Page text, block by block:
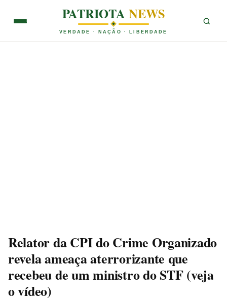
PATRIOTANEWS
VERDADE · NAÇÃO · LIBERDADE
Relator da CPI do Crime Organizado
revela ameaça aterrorizante que
recebeu de um ministro do STF (veja
o vídeo)